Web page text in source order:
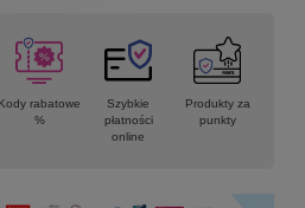
Kody rabatowe
%
Szybkie
płatności
online
Produkty za
punkty